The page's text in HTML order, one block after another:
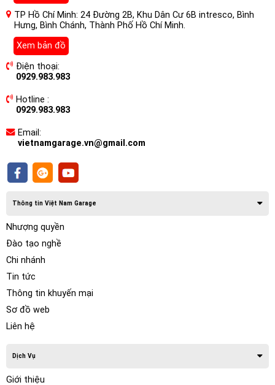
TP Hồ Chí Minh: 24 Đường 2B, Khu Dân Cư 6B intresco, Bình
Hưng, Bình Chánh, Thành Phố Hồ Chí Minh.
Xem bản đồ
Điện thoại:
0929.983.983
Hotline :
0929.983.983
Email:
vietnamgarage.vn@gmail.com
Thông tin Việt Nam Garage
Nhượng quyền
Đào tạo nghề
Chi nhánh
Tin tức
Thông tin khuyến mại
Sơ đồ web
Liên hệ
Dịch Vụ
Giới thiệu